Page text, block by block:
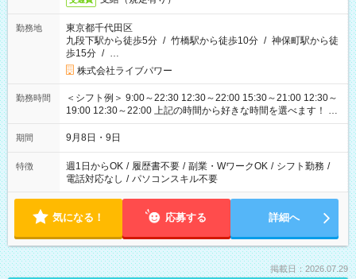
勤務地
東京都千代田区
九段下駅から徒歩5分 / 竹橋駅から徒歩10分 / 神保町駅から徒
歩15分 / …
株式会社ライブパワー
勤務時間
＜シフト例＞ 9:00～22:30 12:30～22:00 15:30～21:00 12:30～
19:00 12:30～22:00 上記の時間から好きな時間を選べます！ ※
時間は変更となる可能性があります
期間 9月8日・9日
特徴 週1日からOK / 履歴書不要 / 副業・WワークOK / シフト勤務 /
電話対応なし / パソコンスキル不要
気になる！ 応募する 詳細へ
掲載日：2026.07.29